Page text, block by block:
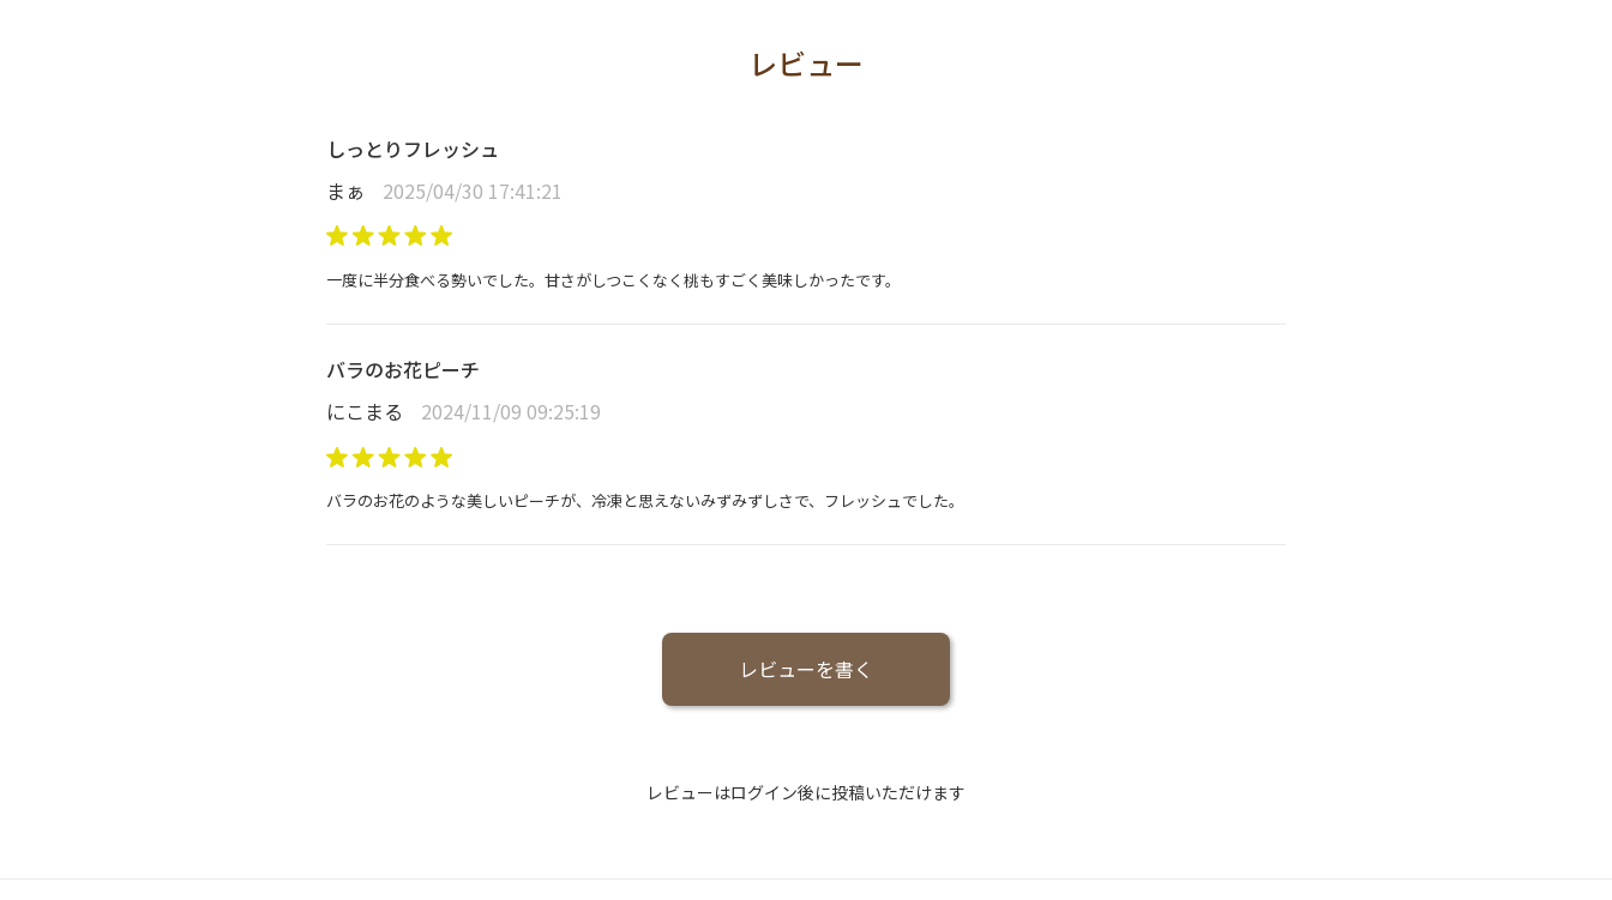
レビュー
しっとりフレッシュ
まぁ
2025/04/30 17:41:21
一度に半分食べる勢いでした。甘さがしつこくなく桃もすごく美味しかったです。
バラのお花ピーチ
にこまる
2024/11/09 09:25:19
バラのお花のような美しいピーチが、冷凍と思えないみずみずしさで、フレッシュでした。
レビューを書く
レビューはログイン後に投稿いただけます